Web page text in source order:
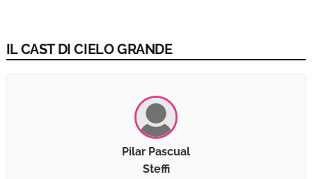
IL CAST DI CIELO GRANDE
Pilar Pascual
Steffi